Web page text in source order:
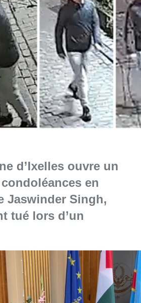
d’Ixelles ouvre un
en
Jaswinder Singh,
tué lors d’un